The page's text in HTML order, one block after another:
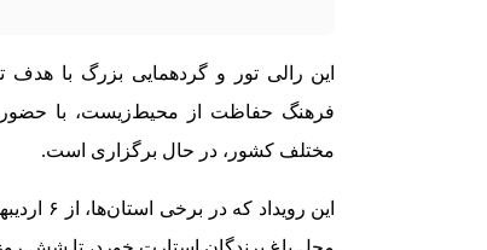
این رالی تور و گردهمایی بزرگ با
مختلف کشور، در حال برگزاری است.